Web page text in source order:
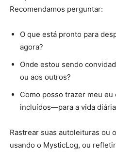
Recomendamos perguntar:
O que está pronto para
agora?
Onde estou sendo
ou aos outros?
Como posso trazer meu
incluídos—para a vida
Rastrear suas autoleituras ou
usando o MysticLog, ou